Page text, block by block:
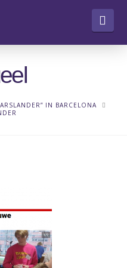
IN BARCELONA